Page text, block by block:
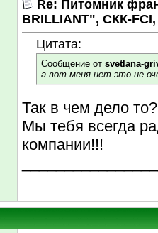
Re: Питомник
BRILLIANT", СКК-FCI,
Цитата:
Сообщение от svetlana-
а вот меня нет это не
Так в чем дело то?
Мы тебя всегда
компании!!!